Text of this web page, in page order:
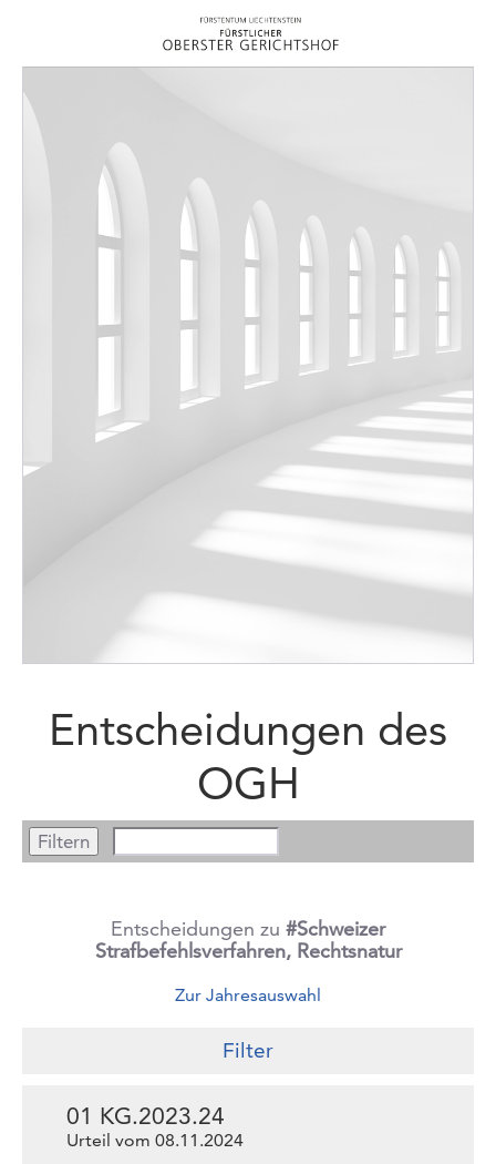
Entscheidungen des
OGH
Entscheidungen zu #Schweizer
Strafbefehlsverfahren, Rechtsnatur
Zur Jahresauswahl
Filter
01 KG.2023.24
Urteil vom 08.11.2024